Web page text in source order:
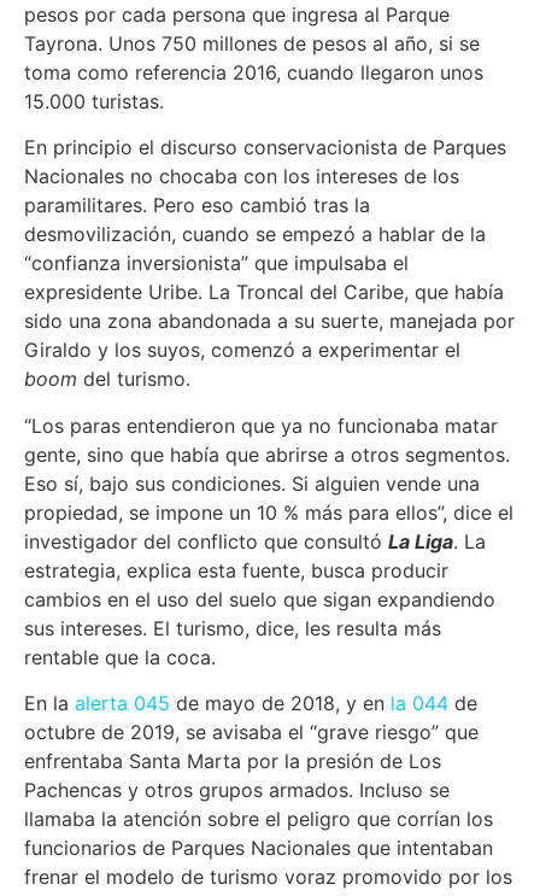
pesos por cada persona que ingresa al Parque
Tayrona. Unos 750 millones de pesos al año, si se
toma como referencia 2016, cuando llegaron unos
15.000 turistas.
En principio el discurso conservacionista de Parques
Nacionales no chocaba con los intereses de los
paramilitares. Pero eso cambió tras la
desmovilización, cuando se empezó a hablar de la
“confianza inversionista” que impulsaba el
expresidente Uribe. La Troncal del Caribe, que había
sido una zona abandonada a su suerte, manejada por
Giraldo y los suyos, comenzó a experimentar el
boom del turismo.
“Los paras entendieron que ya no funcionaba matar
gente, sino que había que abrirse a otros segmentos.
Eso sí, bajo sus condiciones. Si alguien vende una
propiedad, se impone un 10 % más para ellos”, dice el
investigador del conflicto que consultó La Liga. La
estrategia, explica esta fuente, busca producir
cambios en el uso del suelo que sigan expandiendo
sus intereses. El turismo, dice, les resulta más
rentable que la coca.
En la alerta 045 de mayo de 2018, y en la 044 de
octubre de 2019, se avisaba el “grave riesgo” que
enfrentaba Santa Marta por la presión de Los
Pachencas y otros grupos armados. Incluso se
llamaba la atención sobre el peligro que corrían los
funcionarios de Parques Nacionales que intentaban
frenar el modelo de turismo voraz promovido por los